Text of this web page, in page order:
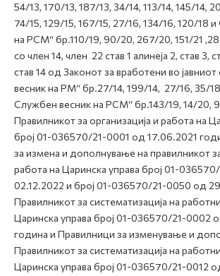
54/13, 170/13, 187/13, 34/14, 113/14, 145/14,
74/15, 129/15, 167/15, 27/16, 134/16, 120/18
на РСМ“ бр.110/19, 90/20, 267/20, 151/21
со член 14, член 22 став 1 алинеја 2, став 3,
став 14 од Законот за вработени во
весник на РМ“ бр.27/14, 199/14, 27/16, 35/
Службен весник на РСМ“ бр.143/19, 14/20,
Правилникот за организација и работа на
број 01-036570/21-0001 од 17.06.2021
за измена и дополнување на правилникот
работа на Царинска управа број 01-
02.12.2022 и број 01-036570/21-0050 од
Правилникот за систематизација на
Царинска управа број 01-036570/21-0002
година и Правилници за изменување и
Правилникот за систематизација на
Царинска управа број 01-036570/21-0012